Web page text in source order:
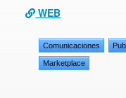
WEB
Comunicaciones
Marketplace